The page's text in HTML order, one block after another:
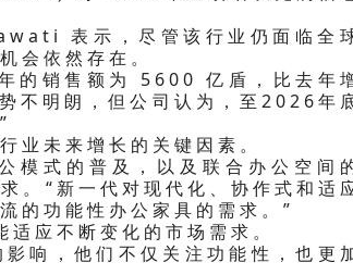
表示，尽管该行业仍面临全
会依然存在。
销售额为 5600 亿盾，比去年
不明朗，但公司认为，至2026年
业未来增长的关键因素。
模式的普及，以及联合办公空间
。“新一代对现代化、协作式和适
的功能性办公家具的需求。”
应不断变化的市场需求。
响，他们不仅关注功能性，也更